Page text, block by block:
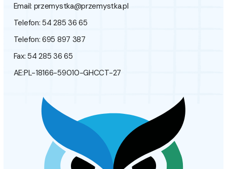
Email: przemystka@przemystka.pl
Telefon: 54 285 36 65
Telefon: 695 897 387
Fax: 54 285 36 65
AE:PL-18166-59010-GHCCT-27